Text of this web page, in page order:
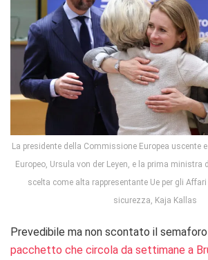
La presidente della Commissione Europea uscente
Europeo, Ursula von der Leyen, e la prima ministra
scelta come alta rappresentante Ue per gli
sicurezza, Kaja Kallas
Prevedibile ma non scontato il semaforo
pacchetto che circola da settimane a